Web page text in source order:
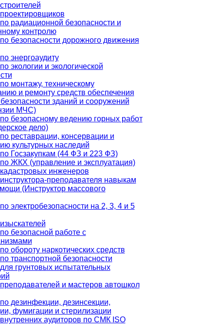
радиационной безопасности и
контролю
безопасности дорожного движения
энергоаудиту
экологии и экологической
монтажу, техническому
и ремонту средств обеспечения
зданий и сооружений
МЧС)
безопасному ведению горных работ
дело)
реставрации, консервации и
культурных наследий
Госзакупкам (44 ФЗ и 223 ФЗ)
ЖКХ (управление и эксплуатация)
инженеров
преподавателя навыкам
(Инструктор массового
электробезопасности на 2, 3, 4 и 5
безопасной работе с
обороту наркотических средств
транспортной безопасности
грунтовых испытательных
и мастеров автошкол
дезинфекции, дезинсекции,
фумигации и стерилизации
аудиторов по СМК ISO